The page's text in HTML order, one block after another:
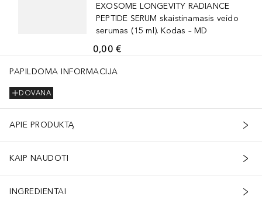
EXOSOME LONGEVITY RADIANCE
PEPTIDE SERUM skaistinamasis veido
serumas (15 ml). Kodas – MD
0,00 €
PAPILDOMA INFORMACIJA
DOVANA
APIE PRODUKTĄ
KAIP NAUDOTI
INGREDIENTAI